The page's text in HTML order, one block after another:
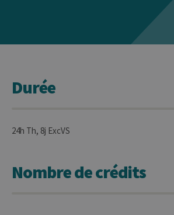
Durée
24h Th, 8j ExcVS
Nombre de crédits